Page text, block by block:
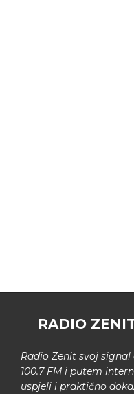
RADIO
Radio Zenit svoj
100.7 FM i putem
uspjeli i praktično